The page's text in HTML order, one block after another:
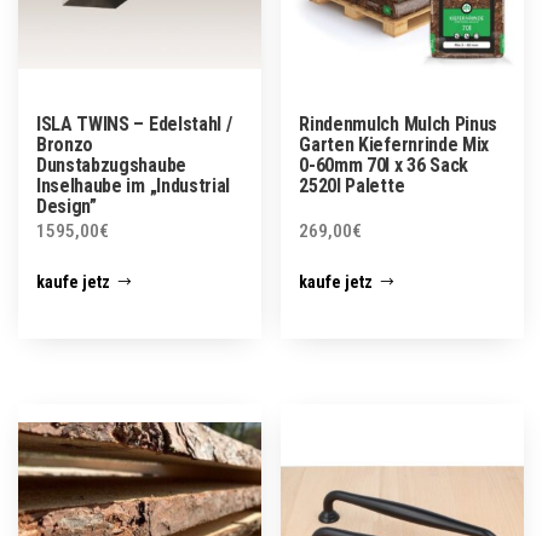
ISLA TWINS – Edelstahl /
Bronzo
Dunstabzugshaube
Inselhaube im „Industrial
Design”
1595,00€
kaufe jetz
Rindenmulch Mulch Pinus
Garten Kiefernrinde Mix
0-60mm 70l x 36 Sack
2520l Palette
269,00€
kaufe jetz